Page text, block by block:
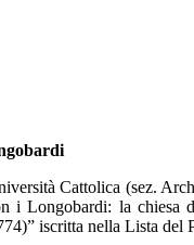
Cattolica (sez.
i Longobardi: la
iscritta nella Lista